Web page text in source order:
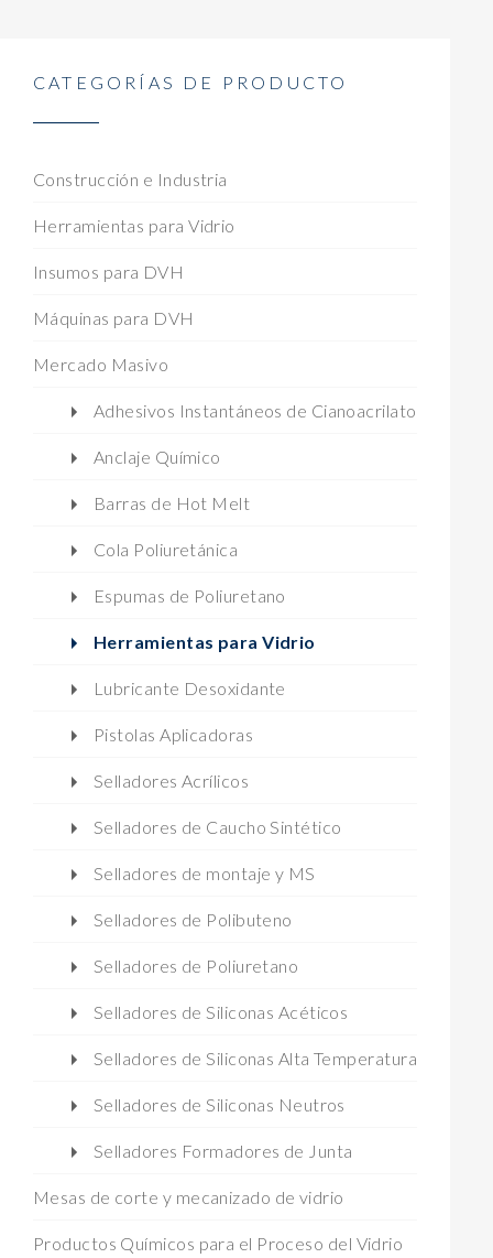
CATEGORÍAS DE PRODUCTO
Construcción e Industria
Herramientas para Vidrio
Insumos para DVH
Máquinas para DVH
Mercado Masivo
Adhesivos Instantáneos de Cianoacrilato
Anclaje Químico
Barras de Hot Melt
Cola Poliuretánica
Espumas de Poliuretano
Herramientas para Vidrio
Lubricante Desoxidante
Pistolas Aplicadoras
Selladores Acrílicos
Selladores de Caucho Sintético
Selladores de montaje y MS
Selladores de Polibuteno
Selladores de Poliuretano
Selladores de Siliconas Acéticos
Selladores de Siliconas Alta Temperatura
Selladores de Siliconas Neutros
Selladores Formadores de Junta
Mesas de corte y mecanizado de vidrio
Productos Químicos para el Proceso del Vidrio